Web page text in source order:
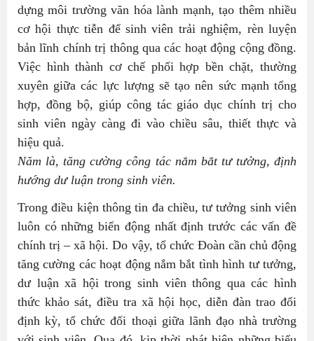
dựng môi trường văn hóa lành mạnh, tạo thêm nhiều
cơ hội thực tiễn để sinh viên trải nghiệm, rèn luyện
bản lĩnh chính trị thông qua các hoạt động cộng đồng.
Việc hình thành cơ chế phối hợp bền chặt, thường
xuyên giữa các lực lượng sẽ tạo nên sức mạnh tổng
hợp, đồng bộ, giúp công tác giáo dục chính trị cho
sinh viên ngày càng đi vào chiều sâu, thiết thực và
hiệu quả.
Năm là, tăng cường công tác nắm bắt tư tưởng, định
hướng dư luận trong sinh viên.
Trong điều kiện thông tin đa chiều, tư tưởng sinh viên
luôn có những biến động nhất định trước các vấn đề
chính trị – xã hội. Do vậy, tổ chức Đoàn cần chủ động
tăng cường các hoạt động nắm bắt tình hình tư tưởng,
dư luận xã hội trong sinh viên thông qua các hình
thức khảo sát, điều tra xã hội học, diễn đàn trao đổi
định kỳ, tổ chức đối thoại giữa lãnh đạo nhà trường